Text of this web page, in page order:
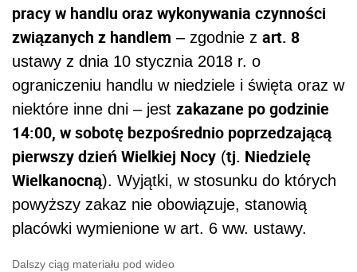
pracy w handlu oraz wykonywania czynności
związanych z handlem – zgodnie z art. 8
ustawy z dnia 10 stycznia 2018 r. o
ograniczeniu handlu w niedziele i święta oraz w
niektóre inne dni – jest zakazane po godzinie
14:00, w sobotę bezpośrednio poprzedzającą
pierwszy dzień Wielkiej Nocy (tj. Niedzielę
Wielkanocną). Wyjątki, w stosunku do których
powyższy zakaz nie obowiązuje, stanowią
placówki wymienione w art. 6 ww. ustawy.
Dalszy ciąg materiału pod wideo